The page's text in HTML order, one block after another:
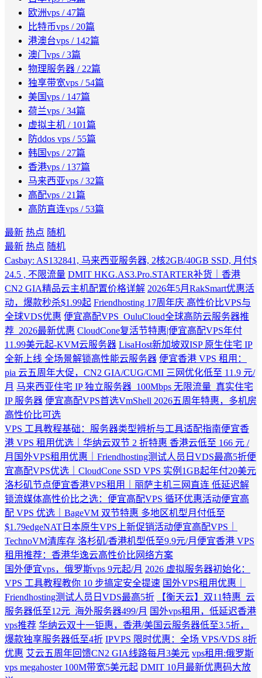
欧洲vps / 47篇
比特币vps / 20篇
港澳台vps / 142篇
澳门vps / 3篇
物理服务器 / 22篇
独享带宽vps / 54篇
美国vps / 147篇
荷兰vps / 34篇
虚拟主机 / 101篇
防ddos vps / 55篇
韩国vps / 27篇
香港vps / 137篇
马来西亚vps / 32篇
高配vps / 21篇
高防直连vps / 53篇
最新 热点 随机
最新 热点 随机
Casbay: AS132841, 马来西亚服务器, 2核2GB/40GB SSD, 月付$
24.5 , 不限流量 DMIT HKG.AS3.Pro.STARTER补货｜香港
CN2 GIA精品云主机配置价格详解 2026年5月RakSmart优惠活
动，爆款秒杀$1.99起 Friendhosting 17周年庆 高性价比VPS与
全球VDS优惠 便宜高配VPS_OuluCloud全球高防云服务器推
荐_2026最新优惠 CloudCone复活节特惠|便宜高配VPS年付
11.99美元起-KVM云服务器 LisaHost新加坡双ISP 原生住宅 IP
全新上线 全场景解锁高性能云服务器 便宜香港 VPS 租用：
pia 云五周年大促，CN2 GIA/CUG/CMI 三网优化低至 11.9 元/
月 马来西亚住宅 IP 独立服务器_100Mbps 无限流量_真实住宅
IP 服务器 便宜高配VPS首选VmShell 2026五周年特惠，多机房
高性价比可选
VPS 工具教程基础：服务器类型辨析与工具适配指南便宜香
港 VPS 租用优选｜华纳云双节 2 折特惠 香港云低至 166 元 /
月 国外VPS租用优惠｜Friendhosting测试人员日VDS最高5折便
宜高配VPS优选｜CloudCone SSD VPS 实例1GB起年付20美元
洛杉矶节点便宜香港VPS租用｜丽萨主机三网直连 低延迟解
锁流媒体高性价比之选：便宜高配VPS 循环优惠活动便宜高
配 VPS 优选｜BageVM 双节特惠 多地区机型月付低至
$1.79edgeNAT日本原生VPS上新促销活动便宜高配VPS｜
TechnoVM清库存 洛杉矶/香港机型低至9.9元/月 便宜香港 VPS
租用推荐：香港华逸云高性价比网络方案
国外便宜vps，俄罗斯vps 9元起/月 2026 虚拟服务器初始化：
VPS 工具教程教你 10 步搞定安全提速 国外VPS租用优惠｜
Friendhosting测试人员日VDS最高5折
【衡天云】双11特惠_云
服务器低至12元_海外服务器499/月
国外vps租用，低延迟香港
vps推荐 华纳云双十一钜惠，香港/美国云服务器低至3.5折，
爆款独享服务器低至4折 IPVPS 限时优惠：全场 VPS/VDS 8折
优惠 艾云五周年回馈CN2 GIA线路每月3美元 vps租用:俄罗斯
vps megahoster 100M带宽5美元起 DMIT 10月最新优惠码大放